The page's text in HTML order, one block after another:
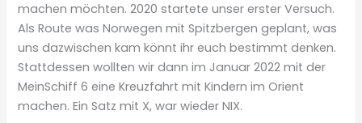
machen möchten. 2020 startete unser erster Versuch.
Als Route was Norwegen mit Spitzbergen geplant, was
uns dazwischen kam könnt ihr euch bestimmt denken.
Stattdessen wollten wir dann im Januar 2022 mit der
MeinSchiff 6 eine Kreuzfahrt mit Kindern im Orient
machen. Ein Satz mit X, war wieder NIX.